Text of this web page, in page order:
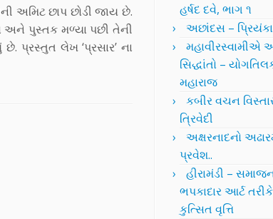
અમિટ છાપ છોડી જાય છે.
અને પુસ્તક મળ્યા પછી તેની
લેખ ‘પ્રસાર’ ના
હર્ષદ દવે, ભાગ ૧
અછાંદસ –
મહાવીરસ્વામીએ
સિદ્ધાંતો –
મહારાજ
કબીર વચન
ત્રિવેદી
અક્ષરનાદનો
પ્રવેશ..
હીરામંડી –
ભપકાદાર આર્ટ
કુત્સિત વૃત્તિ